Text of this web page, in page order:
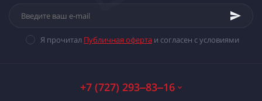
Я прочитал Публичная оферта и согласен с условиями
+7 (727) 293‒83‒16